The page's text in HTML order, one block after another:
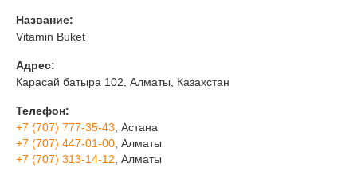
Название:
Vitamin Buket
Адрес:
Карасай батыра 102, Алматы, Казахстан
Телефон:
+7 (707) 777-35-43 , Астана
+7 (707) 447-01-00 , Алматы
+7 (707) 313-14-12 , Алматы